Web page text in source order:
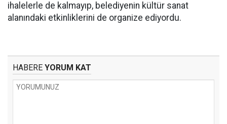
ihalelerle de kalmayıp, belediyenin kültür sanat
alanındaki etkinliklerini de organize ediyordu.
HABERE YORUM KAT